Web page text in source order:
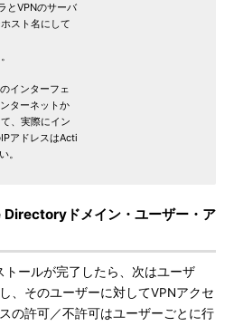
とVPNのサーバ
スト名にして
インターフェ
ターネットか
、実際にイン
アドレスはActi
。
ドメイン・ユーザー・ア
ールが完了したら、次はユーザ
、そのユーザーに対してVPNアクセ
の許可／不許可はユーザーごとに行